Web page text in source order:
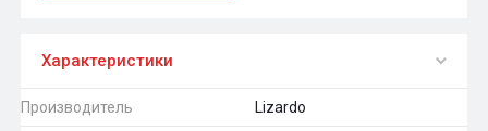
Характеристики
Производитель Lizardo